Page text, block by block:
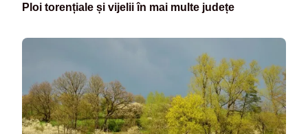
Ploi torențiale și vijelii în mai multe județe